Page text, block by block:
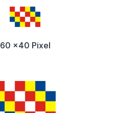
60 x40 Pixel